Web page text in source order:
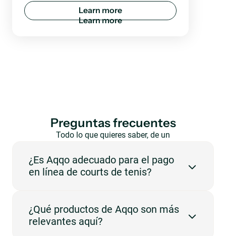
Learn more
Preguntas frecuentes
Todo lo que quieres saber, de un
¿Es Aqqo adecuado para el pago
en línea de courts de tenis?
gestionar reservas, disponibilidad, usuarios y
administración en una plataforma central.
¿Qué productos de Aqqo son más
relevantes aquí?